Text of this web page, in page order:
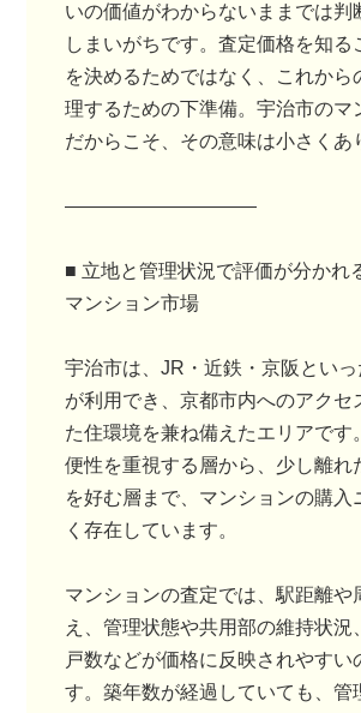
いの価値がわからないままでは判
しまいがちです。査定価格を知る
を決めるためではなく、これから
理するための下準備。宇治市のマ
だからこそ、その意味は小さくあ
――――――――――
■ 立地と管理状況で評価が分かれ
マンション市場
宇治市は、JR・近鉄・京阪とい
が利用でき、京都市内へのアクセ
た住環境を兼ね備えたエリアです
便性を重視する層から、少し離れ
を好む層まで、マンションの購入
く存在しています。
マンションの査定では、駅距離や
え、管理状態や共用部の維持状況
戸数などが価格に反映されやすい
す。築年数が経過していても、管